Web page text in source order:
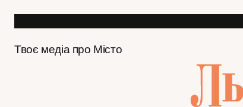
Твоє медіа про Місто